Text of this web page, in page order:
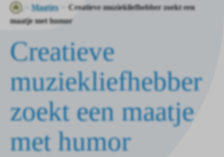
Ga
naar
homepagina
Maatjes
Creatieve muziekliefhebber zoekt een
maatje met humor
Creatieve
muziekliefhebber
zoekt een maatje
met humor